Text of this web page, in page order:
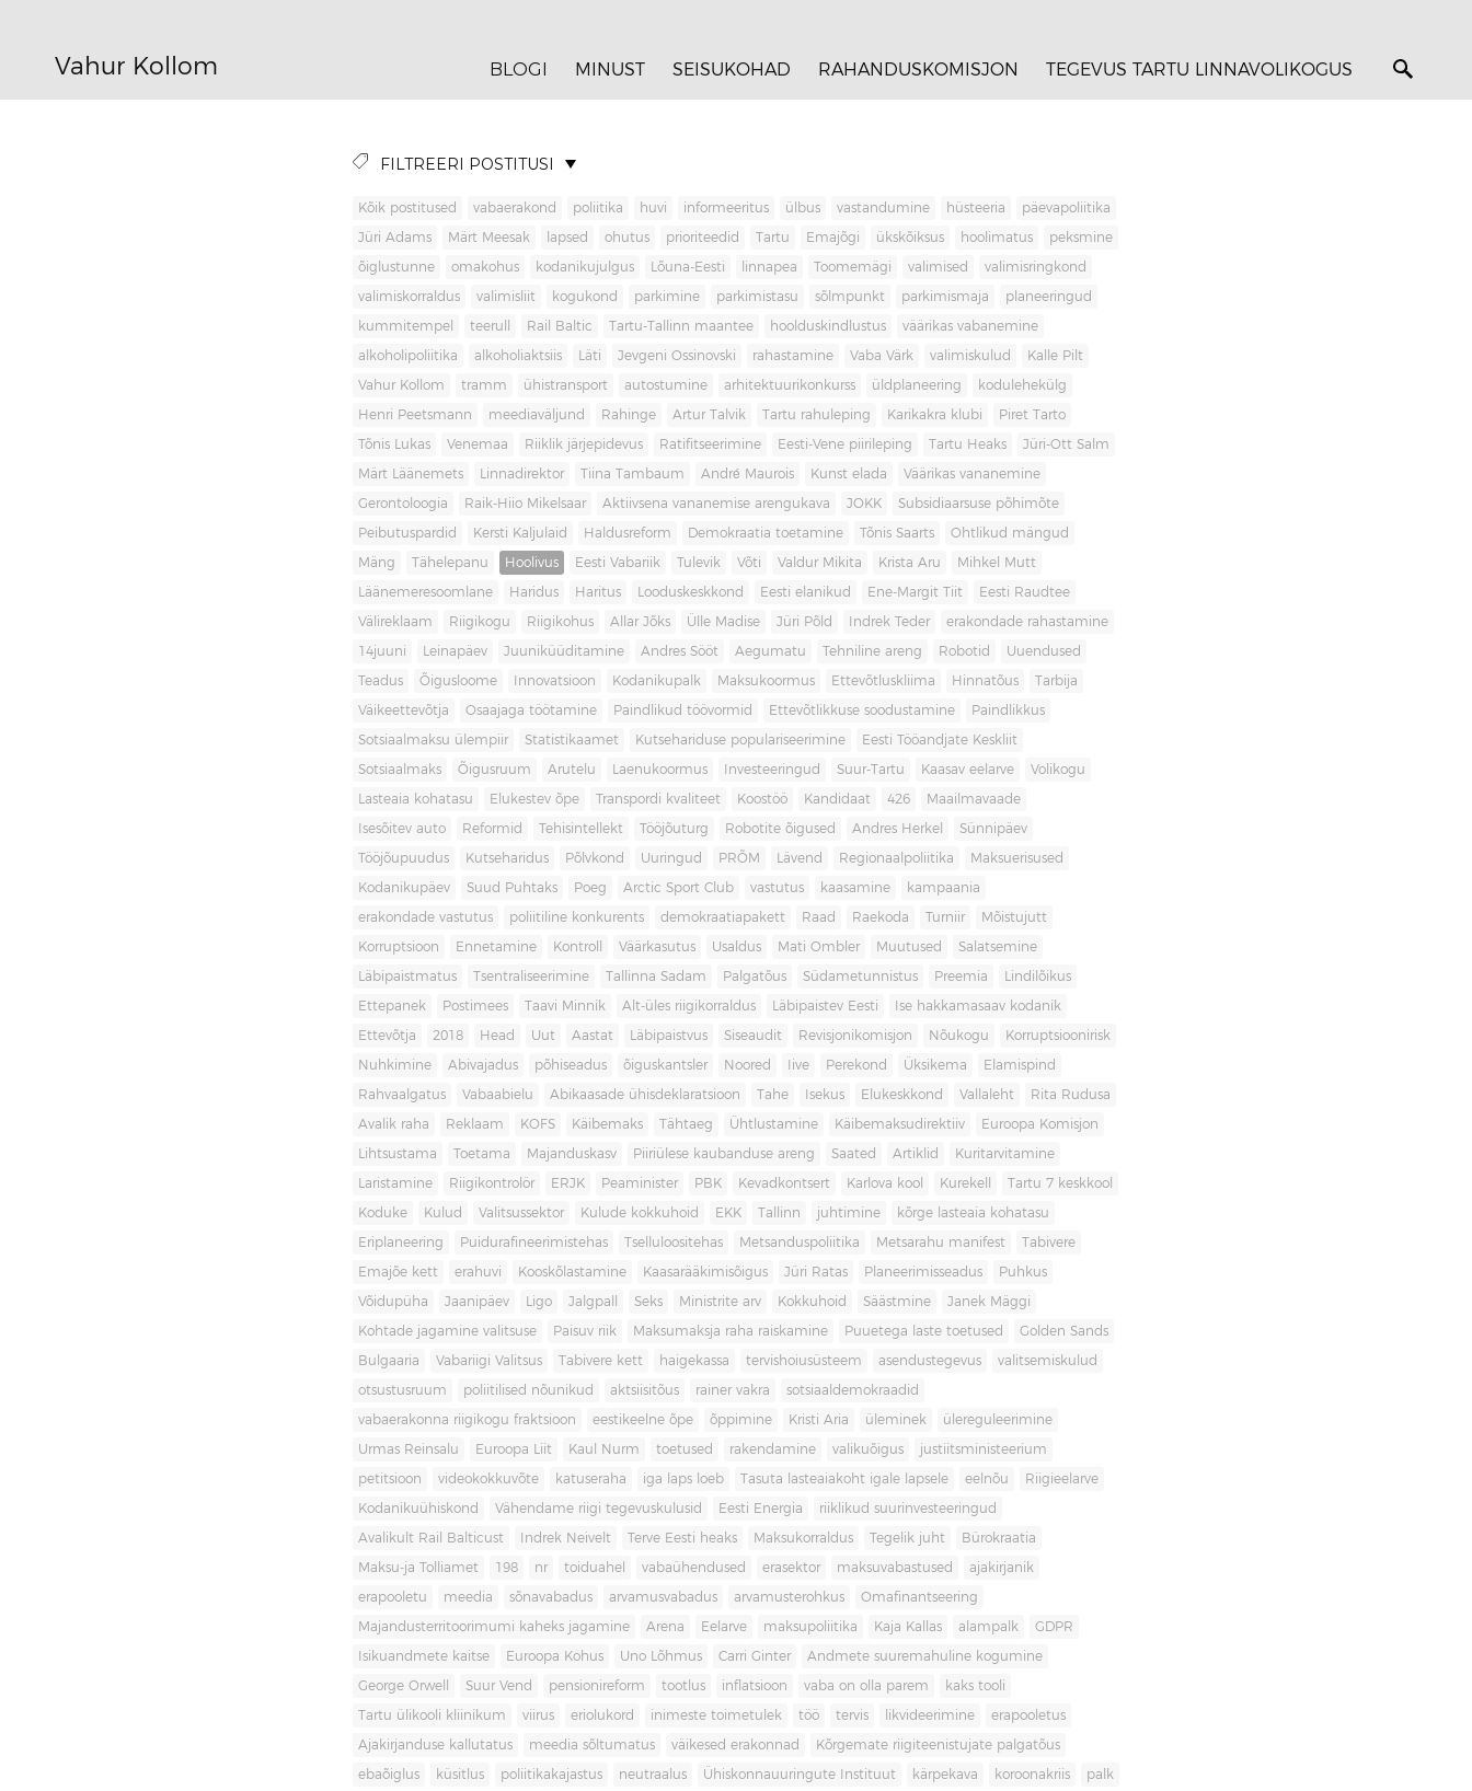
Vahur Kollom BLOGI MINUST SEISUKOHAD RAHANDUSKOMISJON TEGEVUS TARTU LINNAVOLIKOGUS
FILTREERI POSTITUSI
Kõik postitused vabaerakond poliitika huvi informeeritus ülbus vastandumine hüsteeria päevapoliitika
Jüri Adams Märt Meesak lapsed ohutus prioriteedid Tartu Emajõgi ükskõiksus hoolimatus peksmine
õiglustunne omakohus kodanikujulgus Lõuna-Eesti linnapea Toomemägi valimised valimisringkond
valimiskorraldus valimisliit kogukond parkimine parkimistasu sõlmpunkt parkimismaja planeeringud
kummitempel teerull Rail Baltic Tartu-Tallinn maantee hoolduskindlustus väärikas vabanemine
alkoholipoliitika alkoholiaktsiis Läti Jevgeni Ossinovski rahastamine Vaba Värk valimiskulud Kalle Pilt
Vahur Kollom tramm ühistransport autostumine arhitektuurikonkurss üldplaneering kodulehekülg
Henri Peetsmann meediaväljund Rahinge Artur Talvik Tartu rahuleping Karikakra klubi Piret Tarto
Tõnis Lukas Venemaa Riiklik järjepidevus Ratifitseerimine Eesti-Vene piirileping Tartu Heaks Jüri-Ott Salm
Märt Läänemets Linnadirektor Tiina Tambaum André Maurois Kunst elada Väärikas vananemine
Gerontoloogia Raik-Hiio Mikelsaar Aktiivsena vananemise arengukava JOKK Subsidiaarsuse põhimõte
Peibutuspardid Kersti Kaljulaid Haldusreform Demokraatia toetamine Tõnis Saarts Ohtlikud mängud
Mäng Tähelepanu Hoolivus Eesti Vabariik Tulevik Võti Valdur Mikita Krista Aru Mihkel Mutt
Läänemeresoomlane Haridus Haritus Looduskeskkond Eesti elanikud Ene-Margit Tiit Eesti Raudtee
Välireklaam Riigikogu Riigikohus Allar Jõks Ülle Madise Jüri Põld Indrek Teder erakondade rahastamine
14juuni Leinapäev Juuniküüditamine Andres Sööt Aegumatu Tehniline areng Robotid Uuendused
Teadus Õigusloome Innovatsioon Kodanikupalk Maksukoormus Ettevõtluskliima Hinnatõus Tarbija
Väikeettevõtja Osaajaga töötamine Paindlikud töövormid Ettevõtlikkuse soodustamine Paindlikkus
Sotsiaalmaksu ülempiir Statistikaamet Kutsehariduse populariseerimine Eesti Tööandjate Keskliit
Sotsiaalmaks Õigusruum Arutelu Laenukoormus Investeeringud Suur-Tartu Kaasav eelarve Volikogu
Lasteaia kohatasu Elukestev õpe Transpordi kvaliteet Koostöö Kandidaat 426 Maailmavaade
Isesõitev auto Reformid Tehisintellekt Tööjõuturg Robotite õigused Andres Herkel Sünnipäev
Tööjõupuudus Kutseharidus Põlvkond Uuringud PRÕM Lävend Regionaalpoliitika Maksuerisused
Kodanikupäev Suud Puhtaks Poeg Arctic Sport Club vastutus kaasamine kampaania
erakondade vastutus poliitiline konkurents demokraatiapakett Raad Raekoda Turniir Mõistujutt
Korruptsioon Ennetamine Kontroll Väärkasutus Usaldus Mati Ombler Muutused Salatsemine
Läbipaistmatus Tsentraliseerimine Tallinna Sadam Palgatõus Südametunnistus Preemia Lindilõikus
Ettepanek Postimees Taavi Minnik Alt-üles riigikorraldus Läbipaistev Eesti Ise hakkamasaav kodanik
Ettevõtja 2018 Head Uut Aastat Läbipaistvus Siseaudit Revisjonikomisjon Nõukogu Korruptsioonirisk
Nuhkimine Abivajadus põhiseadus õiguskantsler Noored Iive Perekond Üksikema Elamispind
Rahvaalgatus Vabaabielu Abikaasade ühisdeklaratsioon Tahe Isekus Elukeskkond Vallaleht Rita Rudusa
Avalik raha Reklaam KOFS Käibemaks Tähtaeg Ühtlustamine Käibemaksudirektiiv Euroopa Komisjon
Lihtsustama Toetama Majanduskasv Piiriülese kaubanduse areng Saated Artiklid Kuritarvitamine
Laristamine Riigikontrolör ERJK Peaminister PBK Kevadkontsert Karlova kool Kurekell Tartu 7 keskkool
Koduke Kulud Valitsussektor Kulude kokkuhoid EKK Tallinn juhtimine kõrge lasteaia kohatasu
Eriplaneering Puidurafineerimistehas Tselluloositehas Metsanduspoliitika Metsarahu manifest Tabivere
Emajõe kett erahuvi Kooskõlastamine Kaasarääkimisõigus Jüri Ratas Planeerimisseadus Puhkus
Võidupüha Jaanipäev Ligo Jalgpall Seks Ministrite arv Kokkuhoid Säästmine Janek Mäggi
Kohtade jagamine valitsuse Paisuv riik Maksumaksja raha raiskamine Puuetega laste toetused Golden Sands
Bulgaaria Vabariigi Valitsus Tabivere kett haigekassa tervishoiusüsteem asendustegevus valitsemiskulud
otsustusruum poliitilised nõunikud aktsiisitõus rainer vakra sotsiaaldemokraadid
vabaerakonna riigikogu fraktsioon eestikeelne õpe õppimine Kristi Aria üleminek ülereguleerimine
Urmas Reinsalu Euroopa Liit Kaul Nurm toetused rakendamine valikuõigus justiitsministeerium
petitsioon videokokkuvõte katuseraha iga laps loeb Tasuta lasteaiakoht igale lapsele eelnõu Riigieelarve
Kodanikuühiskond Vähendame riigi tegevuskulusid Eesti Energia riiklikud suurinvesteeringud
Avalikult Rail Balticust Indrek Neivelt Terve Eesti heaks Maksukorraldus Tegelik juht Bürokraatia
Maksu-ja Tolliamet 198 nr toiduahel vabaühendused erasektor maksuvabastused ajakirjanik
erapooletu meedia sõnavabadus arvamusvabadus arvamusterohkus Omafinantseering
Majandusterritoorimumi kaheks jagamine Arena Eelarve maksupoliitika Kaja Kallas alampalk GDPR
Isikuandmete kaitse Euroopa Kohus Uno Lõhmus Carri Ginter Andmete suuremahuline kogumine
George Orwell Suur Vend pensionireform tootlus inflatsioon vaba on olla parem kaks tooli
Tartu ülikooli kliinikum viirus eriolukord inimeste toimetulek töö tervis likvideerimine erapooletus
Ajakirjanduse kallutatus meedia sõltumatus väikesed erakonnad Kõrgemate riigiteenistujate palgatõus
ebaõiglus küsitlus poliitikakajastus neutraalus Ühiskonnauuringute Instituut kärpekava koroonakriis palk